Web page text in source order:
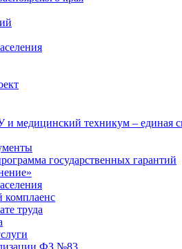
медицинский техникум – единая
государственных гарантий
труда
ФЗ №83